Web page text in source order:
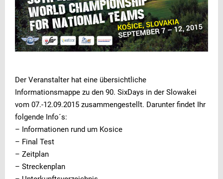
Der Veranstalter hat eine übersichtliche
Informationsmappe zu den 90. SixDays in der Slowakei
vom 07.-12.09.2015 zusammengestellt. Darunter findet Ihr
folgende Info´s:
– Informationen rund um Kosice
– Final Test
– Zeitplan
– Streckenplan